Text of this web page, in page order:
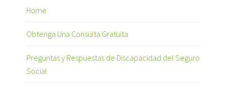
Home
Obtenga Una Consulta Gratuita
Preguntas y Respuestas de Discapacidad del Seguro
Social